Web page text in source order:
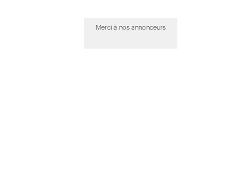
Merci à nos annonceurs